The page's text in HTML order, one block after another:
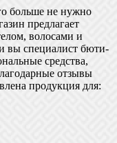
больше не нужно
предлагает
волосами и
вы специалист бюти-
средства,
отзывы
продукция для: